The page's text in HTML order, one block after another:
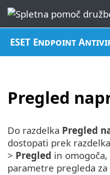
ESET Endpoint
Pregled
Do razdelka Pregled
dostopati prek razdelka
> Pregled in
parametre pregleda